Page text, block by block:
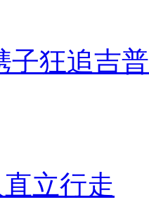
子狂追吉
立行走